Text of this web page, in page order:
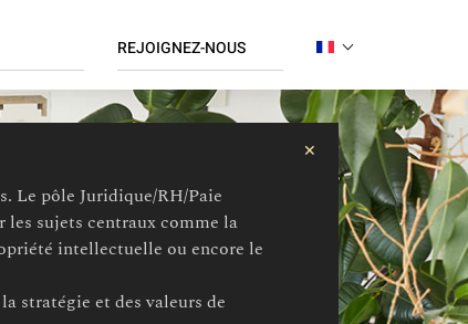
Réseaux
/ Paie
REJOIGNEZ-NOUS
Candidature spontanée
FRENCH
ENGLISH
✕
Le pôle Juridique/RH/Paie
les sujets centraux comme la
intellectuelle ou encore le
stratégie et des valeurs de